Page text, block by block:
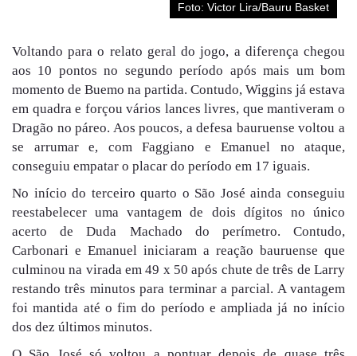
Foto: Victor Lira/Bauru Basket
Voltando para o relato geral do jogo, a diferença chegou
aos 10 pontos no segundo período após mais um bom
momento de Buemo na partida. Contudo, Wiggins já estava
em quadra e forçou vários lances livres, que mantiveram o
Dragão no páreo. Aos poucos, a defesa bauruense voltou a
se arrumar e, com Faggiano e Emanuel no ataque,
conseguiu empatar o placar do período em 17 iguais.
No início do terceiro quarto o São José ainda conseguiu
reestabelecer uma vantagem de dois dígitos no único
acerto de Duda Machado do perímetro. Contudo,
Carbonari e Emanuel iniciaram a reação bauruense que
culminou na virada em 49 x 50 após chute de três de Larry
restando três minutos para terminar a parcial. A vantagem
foi mantida até o fim do período e ampliada já no início
dos dez últimos minutos.